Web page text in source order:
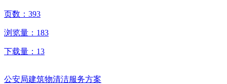
页数： 393
浏览量： 183
下载量： 13
公安局建筑物清洁服务方案